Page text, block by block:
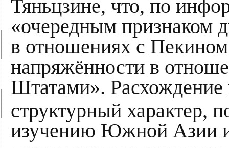
Тяньцзине, что, по
«очередным признаком
в отношениях с
напряжённости в
Штатами».
структурный характер,
изучению Южной Азии